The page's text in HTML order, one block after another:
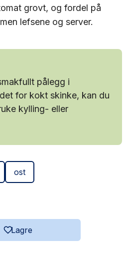
grovt, og fordel på
lefsene og server.
pålegg i
for kokt skinke, kan du
kylling- eller
ost
Lagre